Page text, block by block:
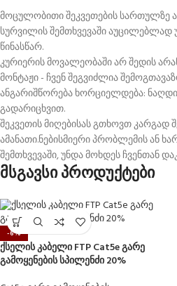
მოცულობითი შეკვეთების სართულზე
სურვილის შემთხვევაში
წინასწარ.
კურიერის მოვალეობაში არ შედის
მონტაჟი - ჩვენ შეგვიძლია
ანგარიშწორება ხორციელდება:
გადარიცხვით.
შეკვეთის მიღებისას გთხოვთ
ამანათი.ნებისმიერი პრობლემის ან
შემთხვევაში, უნდა მოხდეს ჩვენთან
მსგავსი პროდუქტები
-6%
ქსელის კაბელი FTP Cat5e გარე
გამოყენების სპილენძი 20%